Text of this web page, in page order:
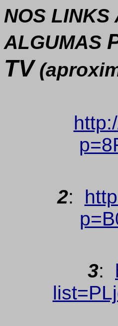
NOS LINKS
ALGUMAS
TV
2:
3: